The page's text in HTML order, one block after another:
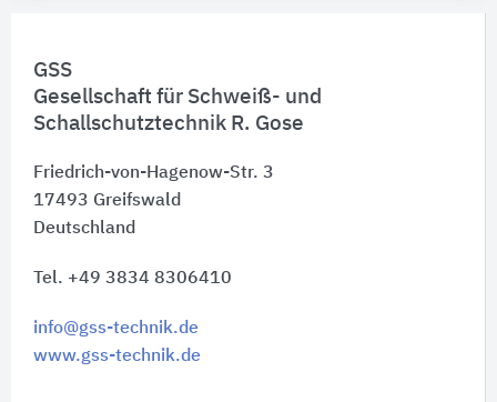
GSS
Gesellschaft für Schweiß- und
Schallschutztechnik R. Gose
Friedrich-von-Hagenow-Str. 3
17493 Greifswald
Deutschland
Tel. +49 3834 8306410
info@gss-technik.de
www.gss-technik.de